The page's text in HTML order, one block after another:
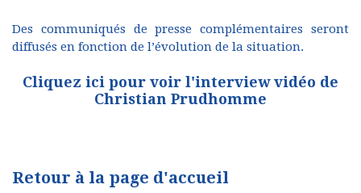
Des communiqués de presse complémentaires seront
diffusés en fonction de l’évolution de la situation.
Cliquez ici pour voir l'interview vidéo de
Christian Prudhomme
Retour à la page d'accueil